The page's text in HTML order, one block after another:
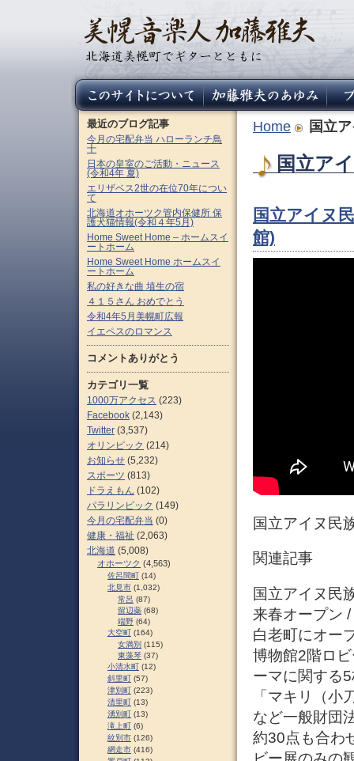
Home 国立
国立ア
国立アイヌ
館)
国立アイヌ民
関連記事
国立アイヌ民
来春オープン
白老町にオー
博物館2階ロ
ーマに関する
「マキリ（
など一般財団
約30点も合わ
最近のブログ記事
今月の宅配弁当 ハローランチ鳥
十
日本の皇室のご活動・ニュース
(令和4年 夏)
エリザベス2世の在位70年につい
て
北海道オホーツク管内保健所 保
護犬猫情報(令和４年5月)
Home Sweet Home – ホームスイ
ートホーム
Home Sweet Home ホームスイ
ートホーム
私の好きな曲 埴生の宿
４１５さん おめでとう
令和4年5月美幌町広報
イエペスのロマンス
コメントありがとう
カテゴリ一覧
1000万アクセス (223)
Facebook (2,143)
Twitter (3,537)
オリンピック (214)
お知らせ (5,232)
スポーツ (813)
ドラえもん (102)
パラリンピック (149)
今月の宅配弁当 (0)
健康・福祉 (2,063)
北海道 (5,008)
オホーツク (4,563)
佐呂間町 (14)
北見市 (1,032)
常呂 (87)
留辺蘂 (68)
端野 (64)
大空町 (164)
女満別 (115)
東藻琴 (37)
小清水町 (12)
斜里町 (57)
津別町 (223)
清里町 (13)
湧別町 (13)
滝上町 (6)
紋別市 (126)
網走市 (416)